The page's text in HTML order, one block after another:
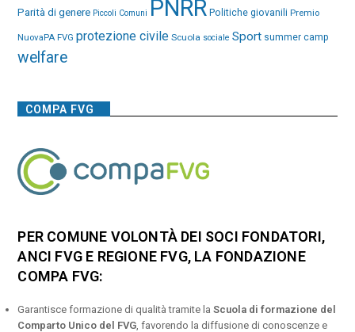
Parità di genere Piccoli Comuni PNRR Politiche giovanili Premio
NuovaPA FVG protezione civile Scuola sociale Sport summer camp
welfare
COMPA FVG
PER COMUNE VOLONTÀ DEI SOCI FONDATORI,
ANCI FVG E REGIONE FVG, LA FONDAZIONE
COMPA FVG:
Garantisce formazione di qualità tramite laScuola di formazione del
Comparto Unico del FVG , favorendo la diffusione di conoscenze e